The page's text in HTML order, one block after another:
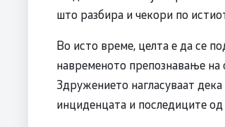
што разбира и чекори по
Во исто време, целта е да се
навременото препознавање
Здружението нагласуваат
инциденцата и последиците од